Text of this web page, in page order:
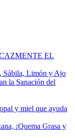
EL
Sábila, Limón y Ajo
la Sanación del
y miel que ayuda
¡Quema Grasa y